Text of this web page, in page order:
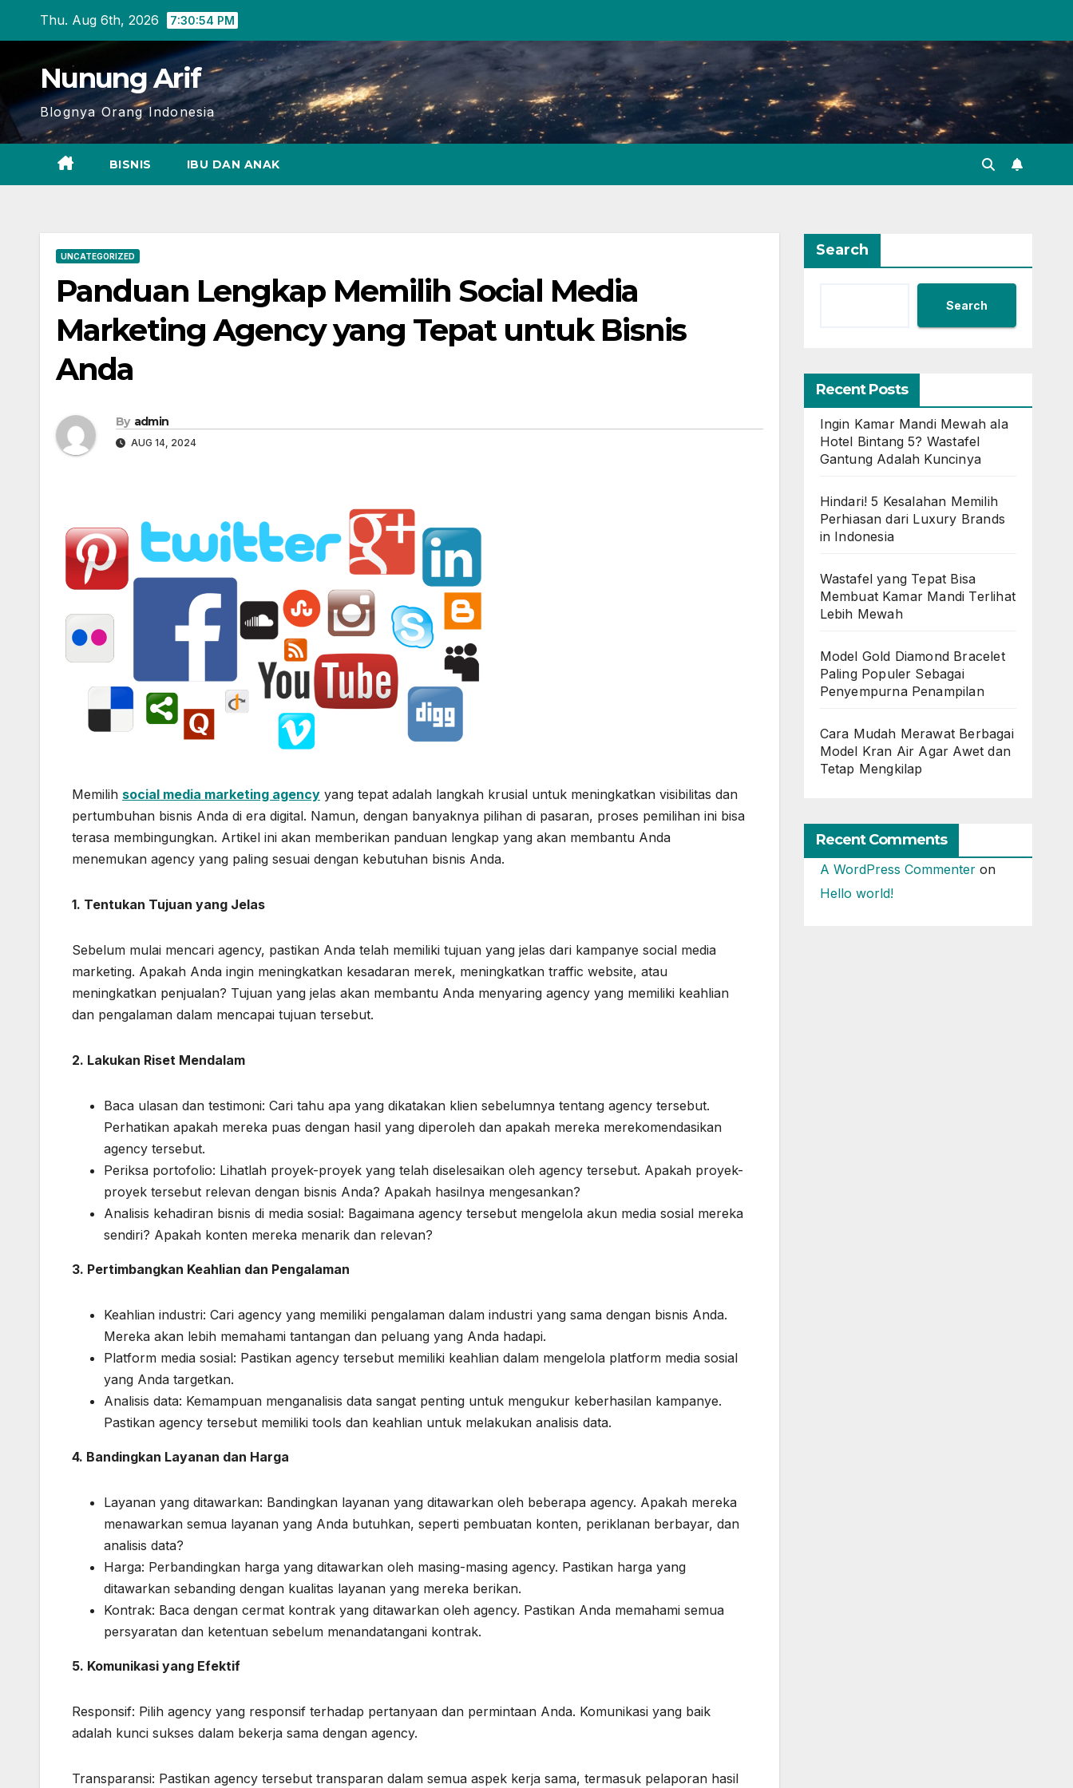
Thu. Aug 6th, 2026 7:30:55 PM
Nunung Arif
Blognya Orang Indonesia
BISNIS IBU DAN ANAK
UNCATEGORIZED
Panduan Lengkap Memilih Social Media
Marketing Agency yang Tepat untuk Bisnis
Anda
By admin
AUG 14, 2024
Memilih social media marketing agency yang tepat adalah langkah krusial untuk meningkatkan visibilitas dan
pertumbuhan bisnis Anda di era digital. Namun, dengan banyaknya pilihan di pasaran, proses pemilihan ini bisa
terasa membingungkan. Artikel ini akan memberikan panduan lengkap yang akan membantu Anda
menemukan agency yang paling sesuai dengan kebutuhan bisnis Anda.
1. Tentukan Tujuan yang Jelas
Sebelum mulai mencari agency, pastikan Anda telah memiliki tujuan yang jelas dari kampanye social media
marketing. Apakah Anda ingin meningkatkan kesadaran merek, meningkatkan traffic website, atau
meningkatkan penjualan? Tujuan yang jelas akan membantu Anda menyaring agency yang memiliki keahlian
dan pengalaman dalam mencapai tujuan tersebut.
2. Lakukan Riset Mendalam
Baca ulasan dan testimoni: Cari tahu apa yang dikatakan klien sebelumnya tentang agency tersebut.
Perhatikan apakah mereka puas dengan hasil yang diperoleh dan apakah mereka merekomendasikan
agency tersebut.
Periksa portofolio: Lihatlah proyek-proyek yang telah diselesaikan oleh agency tersebut. Apakah proyek-
proyek tersebut relevan dengan bisnis Anda? Apakah hasilnya mengesankan?
Analisis kehadiran bisnis di media sosial: Bagaimana agency tersebut mengelola akun media sosial mereka
sendiri? Apakah konten mereka menarik dan relevan?
3. Pertimbangkan Keahlian dan Pengalaman
Keahlian industri: Cari agency yang memiliki pengalaman dalam industri yang sama dengan bisnis Anda.
Mereka akan lebih memahami tantangan dan peluang yang Anda hadapi.
Platform media sosial: Pastikan agency tersebut memiliki keahlian dalam mengelola platform media sosial
yang Anda targetkan.
Analisis data: Kemampuan menganalisis data sangat penting untuk mengukur keberhasilan kampanye.
Pastikan agency tersebut memiliki tools dan keahlian untuk melakukan analisis data.
4. Bandingkan Layanan dan Harga
Layanan yang ditawarkan: Bandingkan layanan yang ditawarkan oleh beberapa agency. Apakah mereka
menawarkan semua layanan yang Anda butuhkan, seperti pembuatan konten, periklanan berbayar, dan
analisis data?
Harga: Perbandingkan harga yang ditawarkan oleh masing-masing agency. Pastikan harga yang
ditawarkan sebanding dengan kualitas layanan yang mereka berikan.
Kontrak: Baca dengan cermat kontrak yang ditawarkan oleh agency. Pastikan Anda memahami semua
persyaratan dan ketentuan sebelum menandatangani kontrak.
5. Komunikasi yang Efektif
Responsif: Pilih agency yang responsif terhadap pertanyaan dan permintaan Anda. Komunikasi yang baik
adalah kunci sukses dalam bekerja sama dengan agency.
Transparansi: Pastikan agency tersebut transparan dalam semua aspek kerja sama, termasuk pelaporan hasil
Search
Search
Recent Posts
Ingin Kamar Mandi Mewah ala
Hotel Bintang 5? Wastafel
Gantung Adalah Kuncinya
Hindari! 5 Kesalahan Memilih
Perhiasan dari Luxury Brands
in Indonesia
Wastafel yang Tepat Bisa
Membuat Kamar Mandi Terlihat
Lebih Mewah
Model Gold Diamond Bracelet
Paling Populer Sebagai
Penyempurna Penampilan
Cara Mudah Merawat Berbagai
Model Kran Air Agar Awet dan
Tetap Mengkilap
Recent Comments
A WordPress Commenteron
Hello world!